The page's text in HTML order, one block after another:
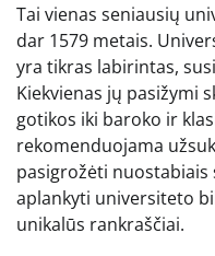
Tai vienas seniausių
dar 1579 metais.
yra tikras labirintas,
Kiekvienas jų pasižymi
gotikos iki baroko ir
rekomenduojama
pasigrožėti
aplankyti universiteto
unikalūs rankraščiai.